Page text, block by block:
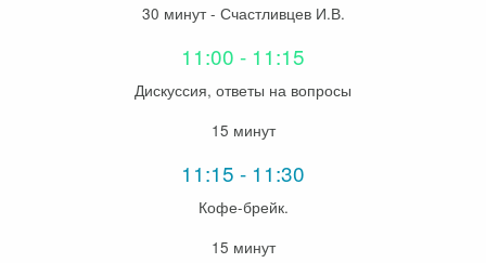
30 минут - Счастливцев И.В.
11:00 - 11:15
Дискуссия, ответы на вопросы
15 минут
11:15 - 11:30
Кофе-брейк.
15 минут